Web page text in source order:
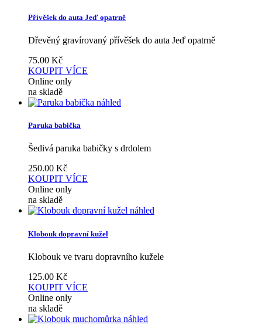
Přívěšek do auta Jeď opatrně
Dřevěný gravírovaný přívěšek do auta Jeď opatrně
75.00 Kč
KOUPIT VÍCE
Online only
na skladě
náhled
Paruka babička
Šedivá paruka babičky s drdolem
250.00 Kč
KOUPIT VÍCE
Online only
na skladě
náhled
Klobouk dopravní kužel
Klobouk ve tvaru dopravního kužele
125.00 Kč
KOUPIT VÍCE
Online only
na skladě
náhled